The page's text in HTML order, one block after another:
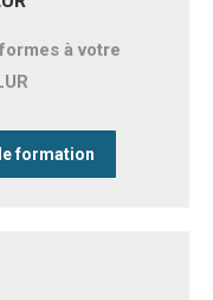
à votre
formation